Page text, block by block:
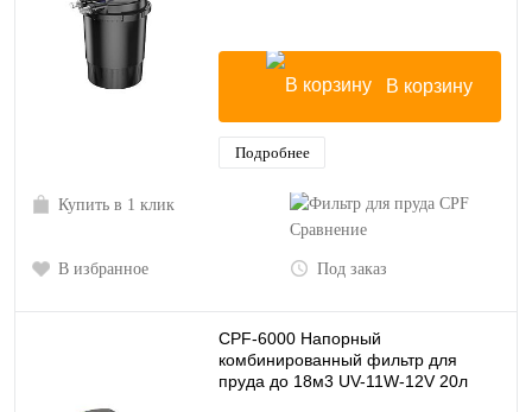
В корзину
Подробнее
Купить в 1 клик
Сравнение
В избранное Под заказ
CPF-6000 Напорный
комбинированный фильтр для
пруда до 18м3 UV-11W-12V 20л